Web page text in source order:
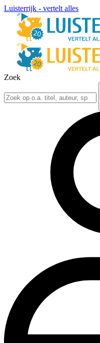
Luisterrijk - vertelt alles
Zoek